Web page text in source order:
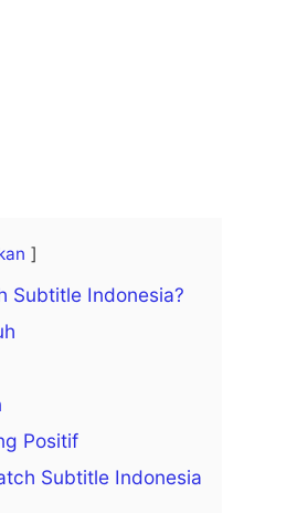
Subtitle Indonesia?
Positif
Subtitle Indonesia